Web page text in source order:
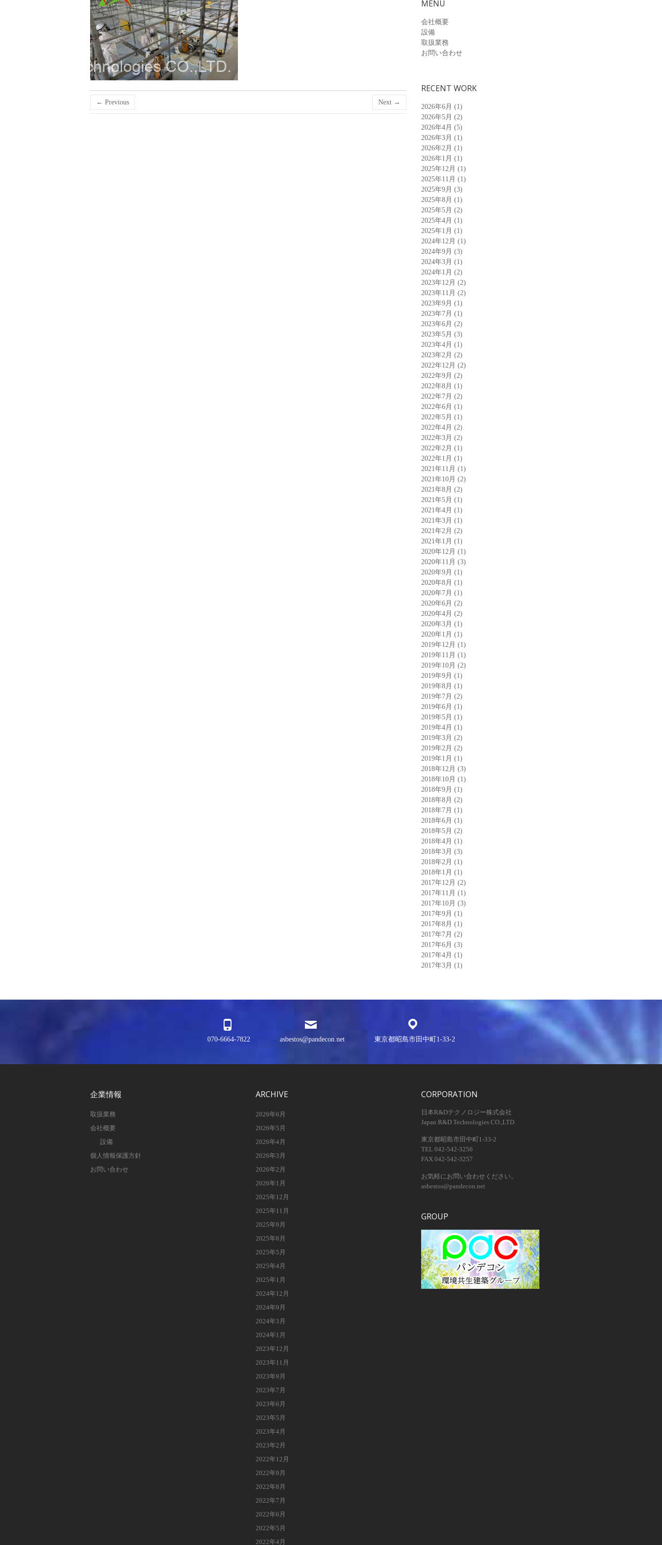
← Previous Next →
MENU
会社概要
設備
取扱業務
お問い合わせ
RECENT WORK
2026年6月 (1)
2026年5月 (2)
2026年4月 (5)
2026年3月 (1)
2026年2月 (1)
2026年1月 (1)
2025年12月 (1)
2025年11月 (1)
2025年9月 (3)
2025年8月 (1)
2025年5月 (2)
2025年4月 (1)
2025年1月 (1)
2024年12月 (1)
2024年9月 (3)
2024年3月 (1)
2024年1月 (2)
2023年12月 (2)
2023年11月 (2)
2023年9月 (1)
2023年7月 (1)
2023年6月 (2)
2023年5月 (3)
2023年4月 (1)
2023年2月 (2)
2022年12月 (2)
2022年9月 (2)
2022年8月 (1)
2022年7月 (2)
2022年6月 (1)
2022年5月 (1)
2022年4月 (2)
2022年3月 (2)
2022年2月 (1)
2022年1月 (1)
2021年11月 (1)
2021年10月 (2)
2021年8月 (2)
2021年5月 (1)
2021年4月 (1)
2021年3月 (1)
2021年2月 (2)
2021年1月 (1)
2020年12月 (1)
2020年11月 (3)
2020年9月 (1)
2020年8月 (1)
2020年7月 (1)
2020年6月 (2)
2020年4月 (2)
2020年3月 (1)
2020年1月 (1)
2019年12月 (1)
2019年11月 (1)
2019年10月 (2)
2019年9月 (1)
2019年8月 (1)
2019年7月 (2)
2019年6月 (1)
2019年5月 (1)
2019年4月 (1)
2019年3月 (2)
2019年2月 (2)
2019年1月 (1)
2018年12月 (3)
2018年10月 (1)
2018年9月 (1)
2018年8月 (2)
2018年7月 (1)
2018年6月 (1)
2018年5月 (2)
2018年4月 (1)
2018年3月 (3)
2018年2月 (1)
2018年1月 (1)
2017年12月 (2)
2017年11月 (1)
2017年10月 (3)
2017年9月 (1)
2017年8月 (1)
2017年7月 (2)
2017年6月 (3)
2017年4月 (1)
2017年3月 (1)
070-6664-7822 asbestos@pandecon.net 東京都昭島市田中町1-33-2
企業情報
取扱業務
会社概要
設備
個人情報保護方針
お問い合わせ
ARCHIVE
2026年6月
2026年5月
2026年4月
2026年3月
2026年2月
2026年1月
2025年12月
2025年11月
2025年9月
2025年8月
2025年5月
2025年4月
2025年1月
2024年12月
2024年9月
2024年3月
2024年1月
2023年12月
2023年11月
2023年9月
2023年7月
2023年6月
2023年5月
2023年4月
2023年2月
2022年12月
2022年9月
2022年8月
2022年7月
2022年6月
2022年5月
2022年4月
CORPORATION
日本R&Dテクノロジー株式会社
Japan R&D Technologies CO.,LTD.
東京都昭島市田中町1-33-2
TEL 042-542-3256
FAX 042-542-3257
お気軽にお問い合わせください。
asbestos@pandecon.net
GROUP